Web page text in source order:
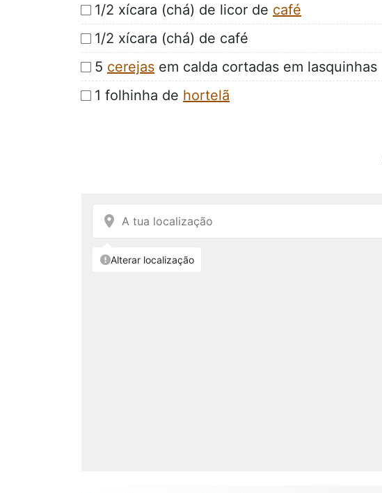
1/2 xícara (chá) de licor de café
1/2 xícara (chá) de café
5 cerejas em calda cortadas em lasquinhas
1 folhinha de hortelã